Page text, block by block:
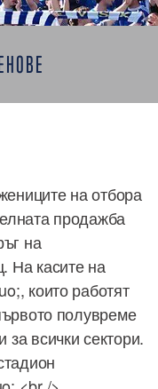
на отбора
продажба
на
На касите на
които работят
полувреме
всички сектори.